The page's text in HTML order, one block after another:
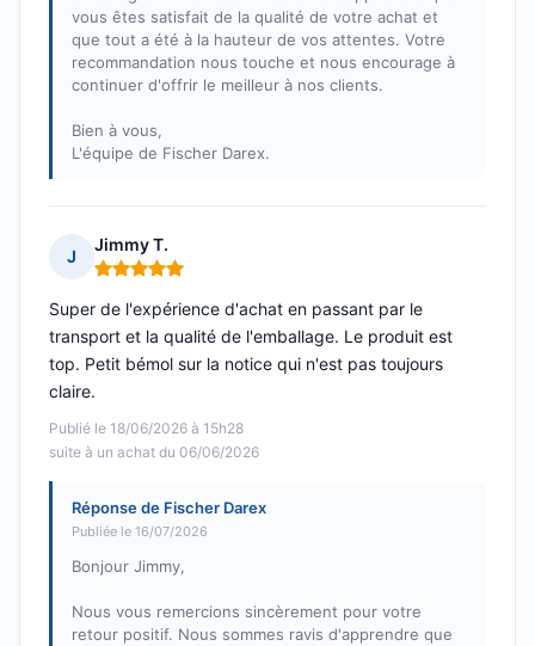
vous êtes satisfait de la qualité de votre achat et
que tout a été à la hauteur de vos attentes. Votre
recommandation nous touche et nous encourage à
continuer d'offrir le meilleur à nos clients.
Bien à vous,
L'équipe de Fischer Darex.
J
Jimmy T.
Note : 5 sur 5
Publié le 18/06/2026 à 15h28
suite à un achat du 06/06/2026
Super de l'expérience d'achat en passant par le
transport et la qualité de l'emballage. Le produit est
top. Petit bémol sur la notice qui n'est pas toujours
claire.
Réponse de Fischer Darex
Publiée le 16/07/2026
Bonjour Jimmy,
Nous vous remercions sincèrement pour votre
retour positif. Nous sommes ravis d'apprendre que